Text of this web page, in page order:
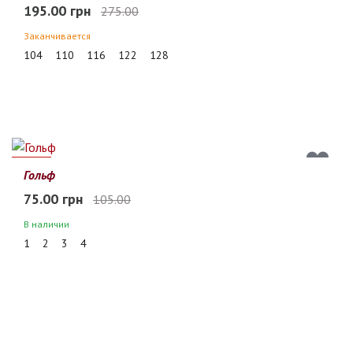
195.00 грн 275.00
Заканчивается
104 110 116 122 128
29%
Гольф
75.00 грн 105.00
В наличии
1 2 3 4